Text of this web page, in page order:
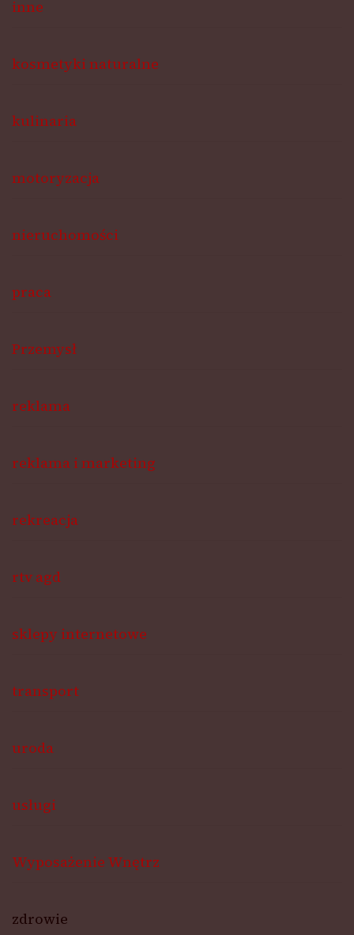
inne
kosmetyki naturalne
kulinaria
motoryzacja
nieruchomości
praca
Przemysł
reklama
reklama i marketing
rekreacja
rtv agd
sklepy internetowe
transport
uroda
usługi
Wyposażenie Wnętrz
zdrowie